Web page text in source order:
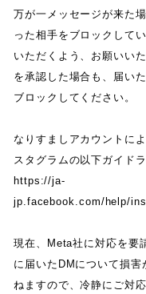
万が一メッセージが来た
った相手をブロックして
いただくよう 、 お願いい
を承認した場合も 、 届いた
ブロックしてください。
なりすましアカウントに
スタグラムの以下ガイド
https://ja-
jp.facebook.com/help/
現在、 Meta社に対応を要
に届いた DM について損害
ねますので、冷静にご対